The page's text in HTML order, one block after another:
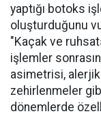
yaptığı botoks
oluşturduğunu
"Kaçak ve
işlemler
asimetrisi,
zehirlenmeler
dönemlerde